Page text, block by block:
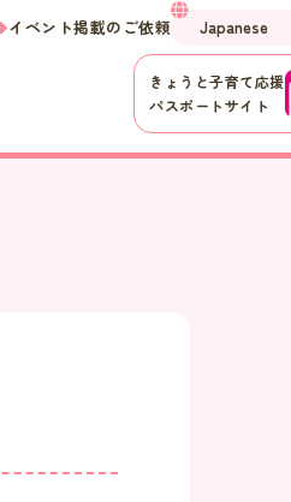
イベント掲載のご依頼
きょうと子育て応援
パスポートサイト